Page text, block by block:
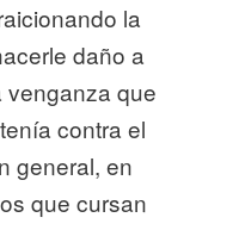
la
daño a
venganza que
contra el
general, en
que cursan